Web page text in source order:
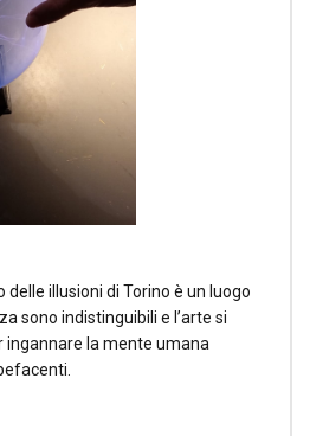
delle illusioni di Torino è un luogo
sono indistinguibili e l’arte si
ingannare la mente umana